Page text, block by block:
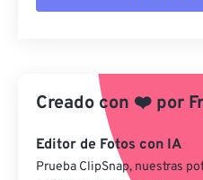
Aplicar desde el
Guardar como
Creado con ❤️ por
Editor de Fotos con IA
Prueba ClipSnap, nuestras